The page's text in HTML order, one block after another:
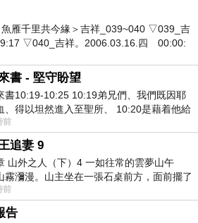
雁千里共今緣＞吉祥_039~040 ▽039_吉
▽040_吉祥。2006.03.16.四 00:00:
書 - 堅守盼望
書10:19-10:25 10:19弟兄們、我們既因耶
、得以坦然進入至聖所、 10:20是藉着他給
了一條又新又活的路從幔子經過
前
追妻 9
山外之人（下）4 一如往常的雲夢山午
霧瀰漫。山主坐在一張石桌前方，面前擺了
下完的棋盤，還有一壺茶與兩只冒
前
告